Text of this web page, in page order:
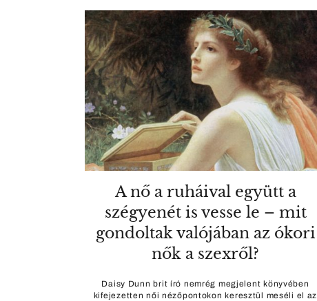
A nő a ruháival együtt a
szégyenét is vesse le – mit
gondoltak valójában az ókori
nők a szexről?
Daisy Dunn brit író nemrég megjelent könyvében
kifejezetten női nézőpontokon keresztül meséli el az